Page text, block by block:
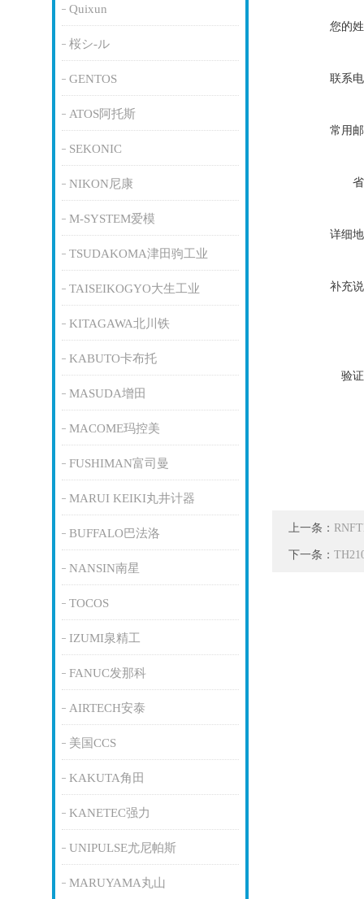
Quixun
桜シ-ル
GENTOS
ATOS阿托斯
SEKONIC
NIKON尼康
M-SYSTEM爱模
TSUDAKOMA津田驹工业
TAISEIKOGYO大生工业
KITAGAWA北川铁
KABUTO卡布托
MASUDA增田
MACOME玛控美
FUSHIMAN富司曼
MARUI KEIKI丸井计器
BUFFALO巴法洛
NANSIN南星
TOCOS
IZUMI泉精工
FANUC发那科
AIRTECH安泰
美国CCS
KAKUTA角田
KANETEC强力
UNIPULSE尤尼帕斯
MARUYAMA丸山
您的
联系
常用
详细
补充
验
上一条：
下一条：